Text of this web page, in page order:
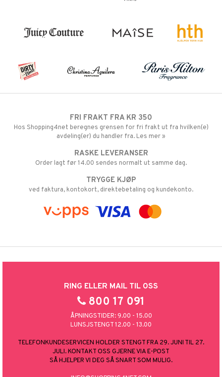
FRI FRAKT FRA KR 350
Hos Shopping4net beregnes grensen for fri frakt ut fra hvilken(e)
avdeling(er) du handler fra. Les mer »
RASKE LEVERANSER
Order lagt før 14.00 sendes normalt ut samme dag.
TRYGGE KJØP
ved faktura, kontokort, direktebetaling og kundekonto.
RING ELLER MAIL TIL OSS
800 17 091
ÅPNINGSTIDER: 9.00 - 15.00
LUNSJSTENGT 12.00 - 13.00
TELEFONKUNDESERVICEN HOLDER STENGT FRA 29. JUNI TIL 27.
JULI. KONTAKT OSS GJERNE VIA E-POST
SÅ HJELPER VI DEG SÅ SNART SOM MULIG.